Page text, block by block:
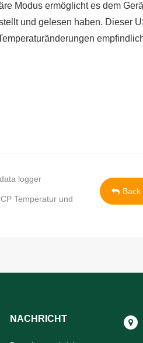
Modus ermöglicht es dem
und gelesen haben. Dieser
logger
Temperatur und
Back
NACHRICHT